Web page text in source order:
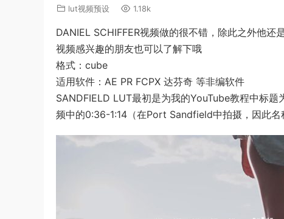
lut视频预设 1.18k
DANIEL SCHIFFER视频做的很不错，除此之外他
视频感兴趣的朋友也可以了解下哦
格式：cube
适用软件：AE PR FCPX 达芬奇 等非编软件
SANDFIELD LUT最初是为我的YouTube教程中标
频中的0:36-1:14（在Port Sandfield中拍摄，因此名